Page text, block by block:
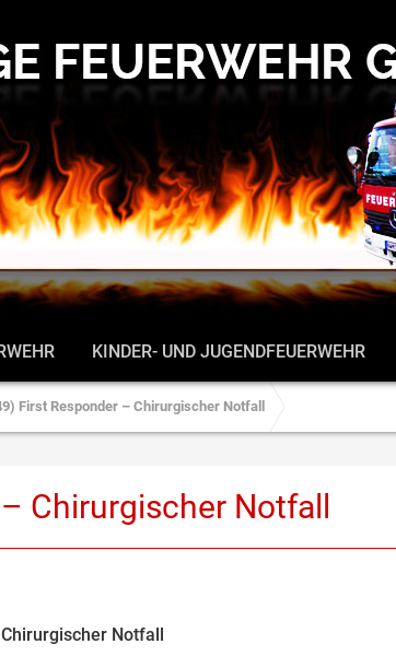
KINDER- UND JUGENDFEUERWEHR
First Responder – Chirurgischer Notfall
Chirurgischer Notfall
Notfall